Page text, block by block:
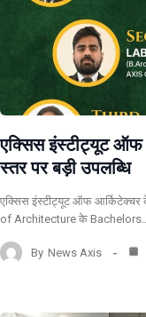
एक्सिस इंस्टीट्यूट ऑफ
स्तर पर बड़ी उपलब्धि
एक्सिस इंस्टीट्यूट ऑफ आर्किटेक्चर के
of Architecture के
By News Axis